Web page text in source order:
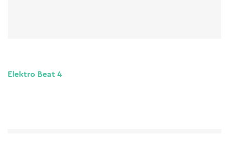
Elektro Beat 4